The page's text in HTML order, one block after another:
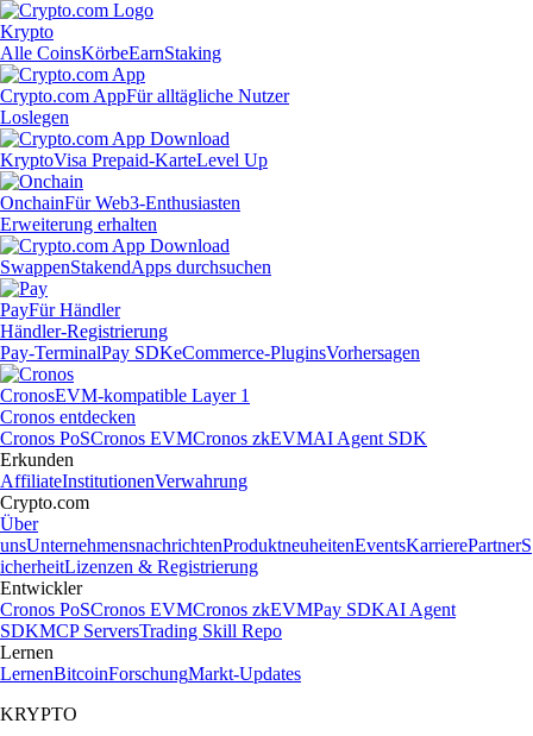
Krypto
Alle CoinsKörbeEarnStaking
Crypto.com AppFür alltägliche Nutzer
Loslegen
KryptoVisa Prepaid-KarteLevel Up
OnchainFür Web3-Enthusiasten
Erweiterung erhalten
SwappenStakendApps durchsuchen
PayFür Händler
Händler-Registrierung
Pay-TerminalPay SDKeCommerce-PluginsVorhersagen
CronosEVM-kompatible Layer 1
Cronos entdecken
Cronos PoSCronos EVMCronos zkEVMAI Agent SDK
Erkunden
AffiliateInstitutionenVerwahrung
Crypto.com
Über
unsUnternehmensnachrichtenProduktneuheitenEventsKarrierePartnerS
icherheitLizenzen & Registrierung
Entwickler
Cronos PoSCronos EVMCronos zkEVMPay SDKAI Agent
SDKMCP ServersTrading Skill Repo
Lernen
LernenBitcoinForschungMarkt-Updates
KRYPTO